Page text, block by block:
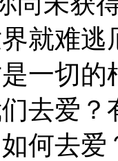
就难逃
一切
去爱？
何去爱